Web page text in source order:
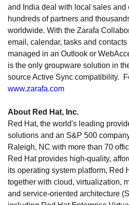
and India deal with local sales and
hundreds of partners and
worldwide. With the Zarafa
email, calendar, tasks and
managed in an Outlook or
is the only groupware solution in
source Active Sync compatibility.
www.zarafa.com
About Red Hat, Inc.
Red Hat, the world's leading
solutions and an S&P 500
Raleigh, NC with more than 70
Red Hat provides high-quality,
its operating system platform, Red
together with cloud, virtualization,
and service-oriented architecture